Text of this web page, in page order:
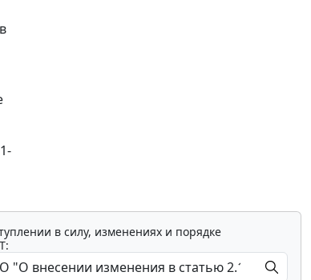
в силу, изменениях и порядке